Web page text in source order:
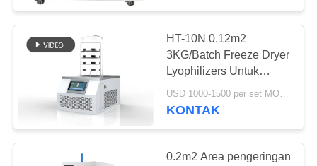
Pompa Sentrifugal
Industri
37
HT-10N 0.12m2
3KG/Batch Freeze Dryer
Lyophilizers Untuk
Laboratorium
KONTAK
0.2m2 Area pengeringan